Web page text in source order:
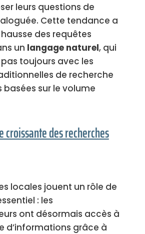
leurs questions de
Cette tendance a
des requêtes
un langage naturel, qui
pas toujours avec les
de recherche
sur le volume
croissante des recherches
locales jouent un rôle de
: les
ont désormais accès à
d’informations grâce à